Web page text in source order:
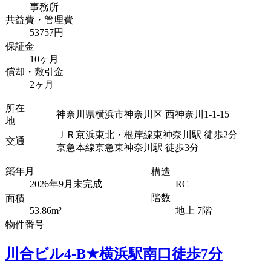
事務所
共益費・管理費
53757円
保証金
10ヶ月
償却・敷引金
2ヶ月
所在
地
神奈川県横浜市神奈川区 西神奈川1-1-15
交通
ＪＲ京浜東北・根岸線東神奈川駅 徒歩2分
京急本線京急東神奈川駅 徒歩3分
築年月
2026年9月未完成
構造
RC
面積
53.86m²
階数
地上 7階
物件番号
川合ビル4-B★横浜駅南口徒歩7分